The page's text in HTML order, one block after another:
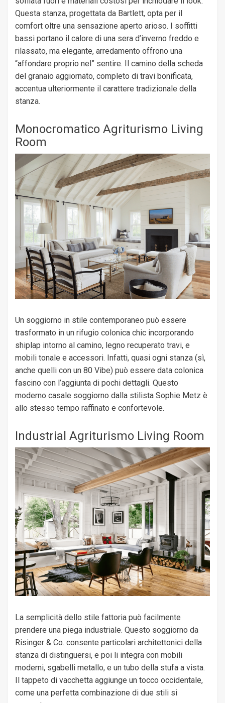
Questa stanza, progettata da Bartlett, opta per il
comfort oltre una sensazione aperto arioso. I soffitti
bassi portano il calore di una sera d’inverno freddo e
rilassato, ma elegante, arredamento offrono una
“affondare proprio nel” sentire. Il camino della scheda
del granaio aggiornato, completo di travi bonificata,
accentua ulteriormente il carattere tradizionale della
stanza.
Monocromatico Agriturismo Living
Room
Un soggiorno in stile contemporaneo può essere
trasformato in un rifugio colonica chic incorporando
shiplap intorno al camino, legno recuperato travi, e
mobili tonale e accessori. Infatti, quasi ogni stanza (sì,
anche quelli con un 80 Vibe) può essere data colonica
fascino con l’aggiunta di pochi dettagli. Questo
moderno casale soggiorno dalla stilista Sophie Metz è
allo stesso tempo raffinato e confortevole.
Industrial Agriturismo Living Room
La semplicità dello stile fattoria può facilmente
prendere una piega industriale. Questo soggiorno da
Risinger & Co. consente particolari architettonici della
stanza di distinguersi, e poi li integra con mobili
moderni, sgabelli metallo, e un tubo della stufa a vista.
Il tappeto di vacchetta aggiunge un tocco occidentale,
come una perfetta combinazione di due stili si